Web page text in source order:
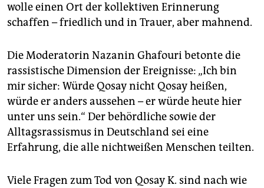
wolle einen Ort der kollektiven Erinnerung
schaffen – friedlich und in Trauer, aber mahnend.
Die Moderatorin Nazanin Ghafouri betonte die
rassistische Dimension der Ereignisse: „Ich bin
mir sicher: Würde Qosay nicht Qosay heißen,
würde er anders aussehen – er würde heute hier
unter uns sein.“ Der behördliche sowie der
Alltagsrassismus in Deutschland sei eine
Erfahrung, die alle nichtweißen Menschen teilten.
Viele Fragen zum Tod von Qosay K. sind nach wie